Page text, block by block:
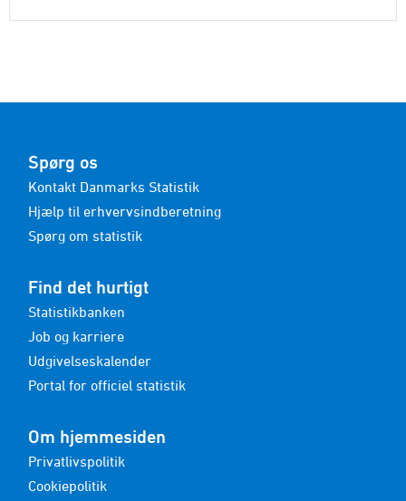
Spørg os
Kontakt Danmarks Statistik
Hjælp til erhvervsindberetning
Spørg om statistik
Find det hurtigt
Statistikbanken
Job og karriere
Udgivelseskalender
Portal for officiel statistik
Om hjemmesiden
Privatlivspolitik
Cookiepolitik